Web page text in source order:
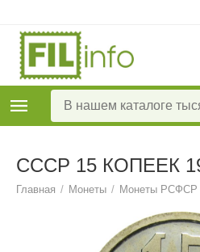
СССР 15 КОПЕЕК
Главная / Монеты / Монеты